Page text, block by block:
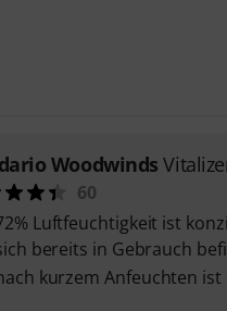
Woodwinds
60
Luftfeuchtigkeit ist
bereits in Gebrauch
kurzem Anfeuchten